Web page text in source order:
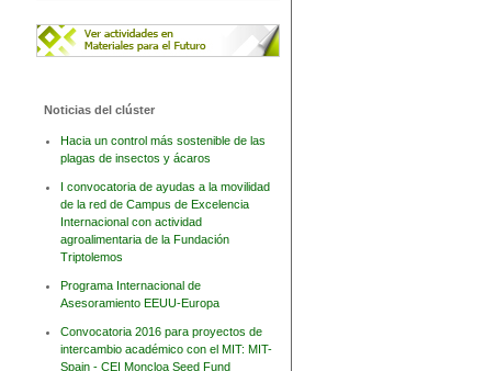
Noticias del clúster
Hacia un control más sostenible de las
plagas de insectos y ácaros
I convocatoria de ayudas a la movilidad
de la red de Campus de Excelencia
Internacional con actividad
agroalimentaria de la Fundación
Triptolemos
Programa Internacional de
Asesoramiento EEUU-Europa
Convocatoria 2016 para proyectos de
intercambio académico con el MIT: MIT-
Spain - CEI Moncloa Seed Fund